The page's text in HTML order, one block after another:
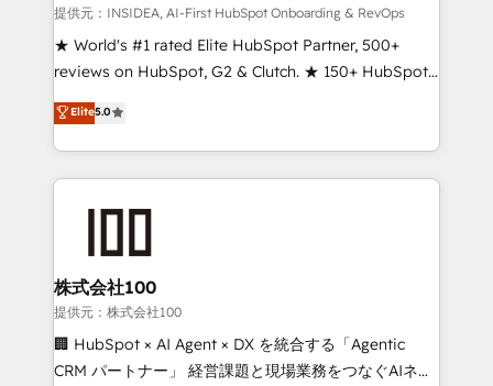
提供元：INSIDEA, AI-First HubSpot Onboarding & RevOps
★ World's #1 rated Elite HubSpot Partner, 500+
reviews on HubSpot, G2 & Clutch. ★ 150+ HubSpot
Certified Experts & Trainers across the team ★
1,500+ implementations across five continents ★ AI-
First, RevOps-led, Onboarding obsessed ★
Company of the Year 2024/25 INSIDEA helps
and build AI-powered workflows that drive adoption
from week one, in your time zone. What we do ➤
Onboarding: Live in weeks, with workflows built
around your business, not a template. ➤ Migration:
Move from any legacy CRM. Zero downtime, full data
Elite5.0
株式会社100
提供元：株式会社100
🏢 HubSpot × AI Agent × DX を統合する「Agentic
CRM パートナー」 経営課題と現場業務をつなぐAIネイ